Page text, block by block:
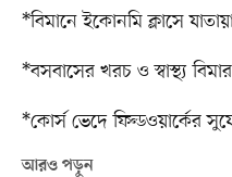
*বিমানে ইকোনমি ক্লাসে
*বসবাসের খরচ ও স্বাস্থ্য
*কোর্স ভেদে ফিল্ডওয়ার্কের
আরও পড়ুন